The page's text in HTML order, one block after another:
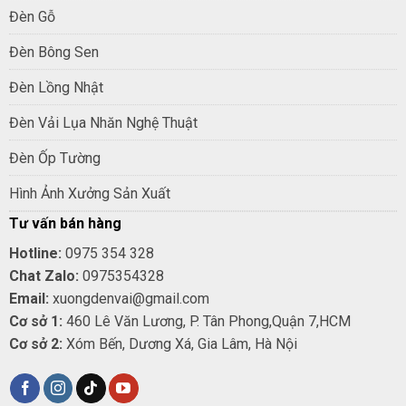
Đèn Gỗ
Đèn Bông Sen
Đèn Lồng Nhật
Đèn Vải Lụa Nhăn Nghệ Thuật
Đèn Ốp Tường
Hình Ảnh Xưởng Sản Xuất
Tư vấn bán hàng
Hotline: 0975 354 328
Chat Zalo: 0975354328
Email: xuongdenvai@gmail.com
Cơ sở 1: 460 Lê Văn Lương, P. Tân Phong,Quận 7,HCM
Cơ sở 2: Xóm Bến, Dương Xá, Gia Lâm, Hà Nội